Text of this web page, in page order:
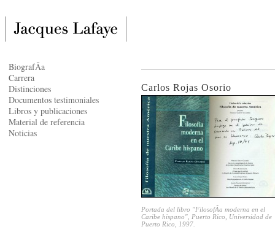
Carlos Rojas Osorio
Portada del libro "FilosofÃ­a moderna en el
Caribe hispano", Puerto Rico, Universidad de
Puerto Rico, 1997.
BiografÃ­a
Carrera
Distinciones
Documentos testimoniales
Libros y publicaciones
Material de referencia
Noticias